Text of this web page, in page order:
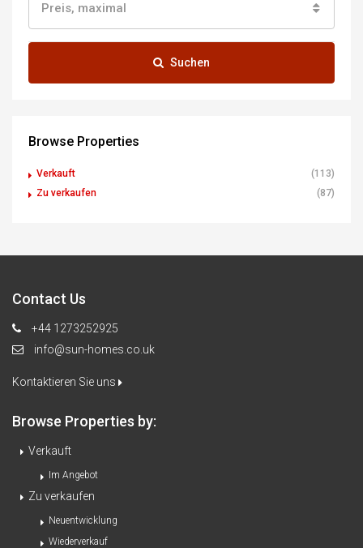
Preis, maximal
Suchen
Browse Properties
Verkauft
(113)
Zu verkaufen
(87)
Contact Us
+44 1273252925
info@sun-homes.co.uk
Kontaktieren Sie uns
Browse Properties by:
Verkauft
Im Angebot
Zu verkaufen
Neuentwicklung
Wiederverkauf